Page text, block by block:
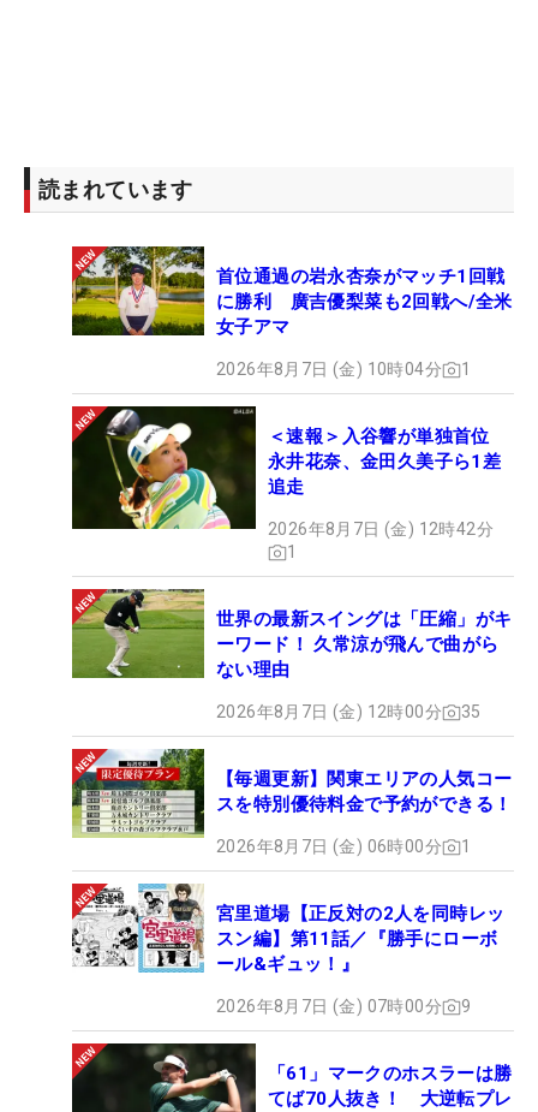
読まれています
首位通過の岩永杏奈がマッチ1回戦
に勝利 廣吉優梨菜も2回戦へ/全米
女子アマ
2026年8月7日 (金) 10時04分 1
＜速報＞入谷響が単独首位
永井花奈、金田久美子ら1差
追走
2026年8月7日 (金) 12時42分
1
世界の最新スイングは「圧縮」がキ
ーワード！ 久常涼が飛んで曲がら
ない理由
2026年8月7日 (金) 12時00分 35
【毎週更新】関東エリアの人気コー
スを特別優待料金で予約ができる！
2026年8月7日 (金) 06時00分 1
宮里道場【正反対の2人を同時レッ
スン編】第11話／『勝手にローボ
ール&ギュッ！』
2026年8月7日 (金) 07時00分 9
「61」マークのホスラーは勝
てば70人抜き！ 大逆転プレ